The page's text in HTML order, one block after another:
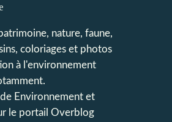
nature, faune,
coloriages et photos
à l'environnement
Environnement et
le portail Overblog